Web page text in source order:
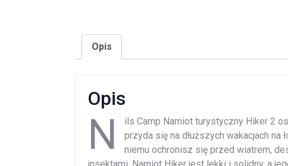
Opis
Opis
N
ils Camp Namiot turystyczny Hiker 2
przyda się na dłuższych wakacjach na
niemu ochronisz się przed wiatrem,